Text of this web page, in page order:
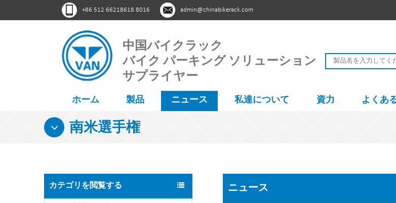
+86 512 66218618 8016 admin@chinabikerack.com
中国バイクラック
バイク パーキング ソリューション
サプライヤー
ホーム 製品 ニュース 私達について 資力 よくあ
南米選手権
カテゴリを閲覧する ニュース